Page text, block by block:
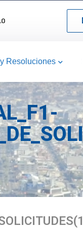
Resoluciones